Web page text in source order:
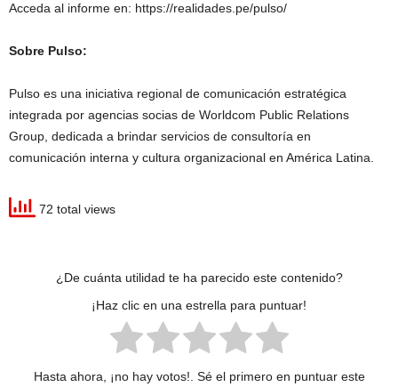
Acceda al informe en: https://realidades.pe/pulso/
Sobre Pulso:
Pulso es una iniciativa regional de comunicación estratégica
integrada por agencias socias de Worldcom Public Relations
Group, dedicada a brindar servicios de consultoría en
comunicación interna y cultura organizacional en América Latina.
72 total views
¿De cuánta utilidad te ha parecido este contenido?
¡Haz clic en una estrella para puntuar!
Hasta ahora, ¡no hay votos!. Sé el primero en puntuar este